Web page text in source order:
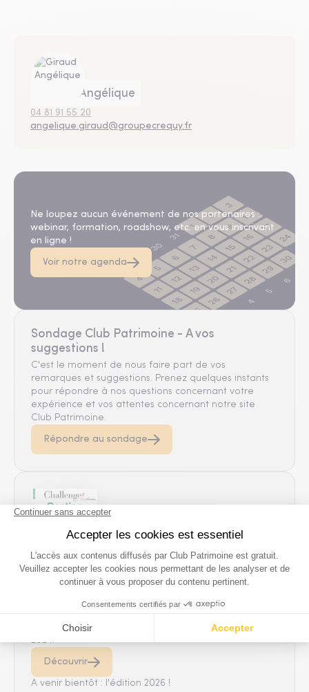
Giraud Angélique
04 81 91 55 20
angelique.giraud@groupecrequy.fr
Ne loupez aucun événement de nos partenaires :
webinar, formation, roadshow, etc. en vous inscrivant
en ligne !
Voir notre agenda
Sondage Club Patrimoine - A vos
suggestions !
C'est le moment de nous faire part de vos
remarques et suggestions. Prenez quelques instants
pour répondre à nos questions concernant votre
expérience et vos attentes concernant notre site
Club Patrimoine.
Répondre au sondage
Challenges & Club Patrimoine
Lire une sélection d'articles publiés dans le numéro
paradigme". Retrouvez également notre sélection
2024.
Découvrir
A venir bientôt : l'édition 2026 !